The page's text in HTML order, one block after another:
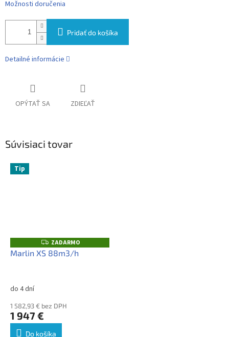
Možnosti doručenia
Pridať do košíka
Detailné informácie
OPÝTAŤ SA ZDIEĽAŤ
Súvisiaci tovar
Tip
Z
A
D
ZADARMO
Marlin XS 88m3/h
do 4 dní
1 582,93 € bez DPH
1 947 €
Do košíka